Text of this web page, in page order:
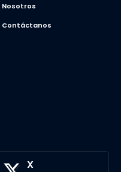
Nosotros
Contáctanos
X